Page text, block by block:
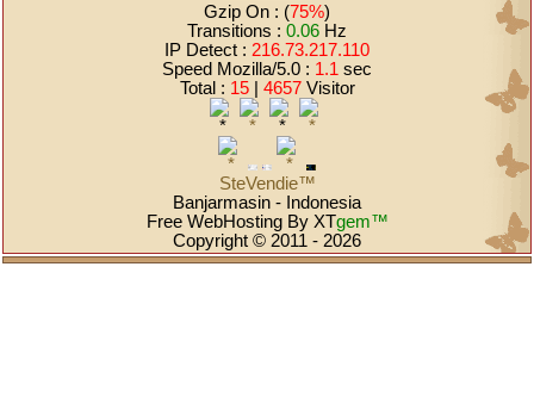
Gzip On : (75%)
Transitions : 0.06 Hz
IP Detect : 216.73.217.110
Speed Mozilla/5.0 : 1.1 sec
Total : 15| 4657Visitor
SteVendie™
Banjarmasin - Indonesia
Free WebHosting By XTgem™
Copyright © 2011 - 2026